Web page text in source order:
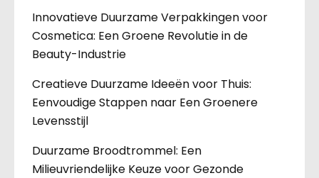
Innovatieve Duurzame Verpakkingen voor
Cosmetica: Een Groene Revolutie in de
Beauty-Industrie
Creatieve Duurzame Ideeën voor Thuis:
Eenvoudige Stappen naar Een Groenere
Levensstijl
Duurzame Broodtrommel: Een
Milieuvriendelijke Keuze voor Gezonde